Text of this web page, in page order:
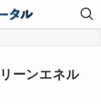
ーンエネル